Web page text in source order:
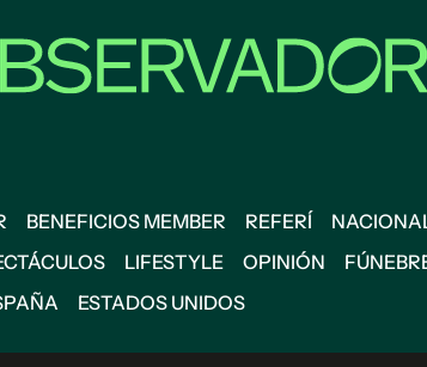
BENEFICIOS MEMBER REFERÍ
LIFESTYLE OPINIÓN
ESTADOS UNIDOS